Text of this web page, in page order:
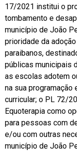
17/2021 institui o
tombamento e
município de João
prioridade da
paraibanos,
públicas municipais
as escolas adotem
na sua programação
curricular; o PL 72/
Equoterapia como
para pessoas com
e/ou com outras
município de João